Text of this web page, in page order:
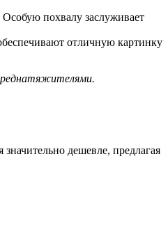
похвалу заслуживает
отличную картинку
дешевле, предлагая